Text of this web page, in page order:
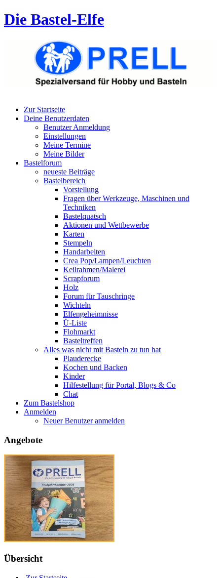
Die Bastel-Elfe
Zur Startseite
Deine Benutzerdaten
Benutzer Anmeldung
Einstellungen
Meine Termine
Meine Bilder
Bastelforum
neueste Beiträge
Bastelbereich
Vorstellung
Fragen über Werkzeuge, Maschinen und
Techniken
Bastelquatsch
Aktionen und Wettbewerbe
Karten
Stempeln
Handarbeiten
Crea Pop/Lampen/Leuchten
Keilrahmen/Malerei
Scrapforum
Holz
Forum für Tauschringe
Wichteln
Elfengeheimnisse
Ü-Liste
Flohmarkt
Basteltreffen
Alles was nicht mit Basteln zu tun hat
Plauderecke
Kochen und Backen
Kinder
Hilfestellung für Portal, Blogs & Co
Chat
Zum Bastelshop
Anmelden
Neuer Benutzer anmelden
Angebote
Übersicht